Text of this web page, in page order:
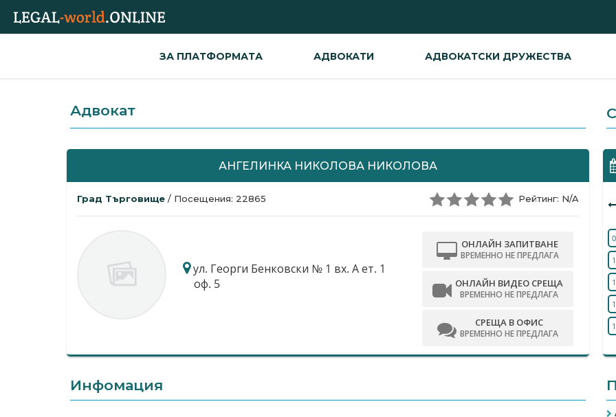
ЗА ПЛАТФОРМАТА АДВОКАТИ АДВОКАТСКИ ДРУЖЕСТВА
Адвокат
АНГЕЛИНКА НИКОЛОВА НИКОЛОВА
Град Търговище / Посещения: 22865 Рейтинг: N/A
ул. Георги Бенковски № 1 вх. А ет. 1
оф. 5
ОНЛАЙН ЗАПИТВАНЕ
ВРЕМЕННО НЕ ПРЕДЛАГА
ОНЛАЙН ВИДЕО СРЕЩА
ВРЕМЕННО НЕ ПРЕДЛАГА
СРЕЩА В ОФИС
ВРЕМЕННО НЕ ПРЕДЛАГА
Инфомация